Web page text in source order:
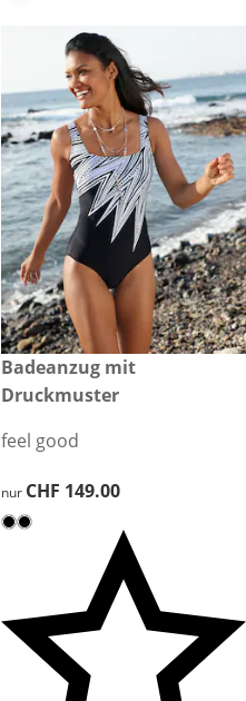
CHF 149.00
Badeanzug mit
Druckmuster
feel good
CHF 149.00
nur CHF 149.00